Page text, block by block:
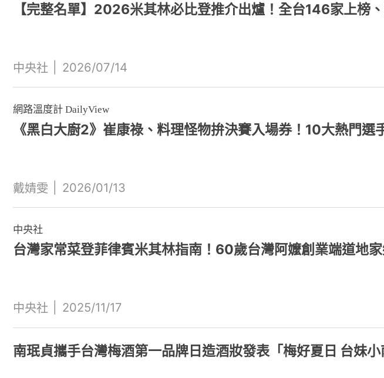
【完整名單】2026米其林必比登推介出爐！全台146家上榜
中央社 2026/07/14
網路溫度計 DailyView
《黑白大廚2》崔康祿、料理怪物拚決賽入場券！10大熱門選
戴婧雯 2026/01/13
中央社
台灣家常菜登菲律賓米其林指南！60歲台灣阿嬤創業端道地
中央社 2025/11/17
南珉貞攜手台灣梅酒第一品牌日造酒妝發表「梅好夏日 台妹小